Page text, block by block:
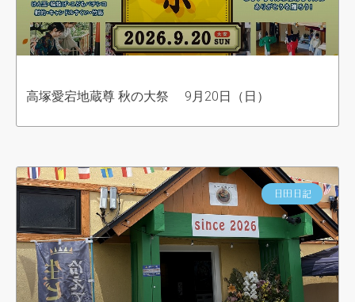
高塚愛宕地蔵尊 秋の大祭 9月20日（日）
日田日記